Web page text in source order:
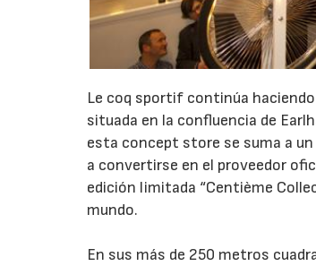
Le coq sportif continúa
situada en la confluencia de
esta concept store se suma a
a convertirse en el proveedor
edición limitada “Centième
mundo.
En sus más de 250 metros